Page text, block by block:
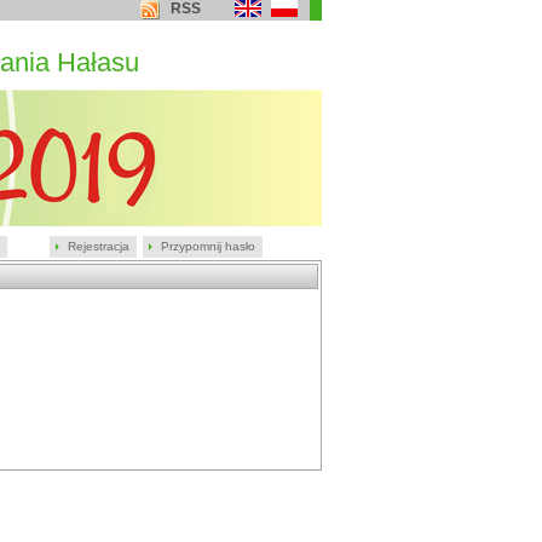
Rejestracja Przypomnij hasło
RSS
Hałasu